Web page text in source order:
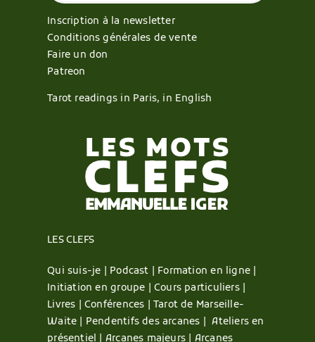
Inscription à la newsletter
Conditions générales de vente
Faire un don
Patreon
Tarot readings in Paris, in English
LES CLEFS
Qui suis-je | Podcast | Formation en ligne |
Initiation en groupe |Cours particuliers |
Livres |Conférences |Tarot de Marseille-
Waite | Pendentifs des arcanes |Ateliers en
présentiel | Arcanes majeurs | Arcanes